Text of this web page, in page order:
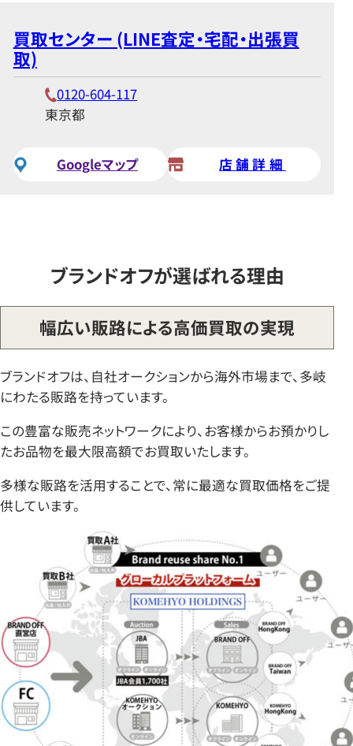
買取センター (LINE査定・宅配・出張買
取)
0120-604-117
東京都
Googleマップ 店舗詳細
ブランドオフが選ばれる理由
幅広い販路による高価買取の実現
ブランドオフは、自社オークションから海外市場まで、多岐
にわたる販路を持っています。
この豊富な販売ネットワークにより、お客様からお預かりし
たお品物を最大限高額でお買取いたします。
多様な販路を活用することで、常に最適な買取価格をご提
供しています。